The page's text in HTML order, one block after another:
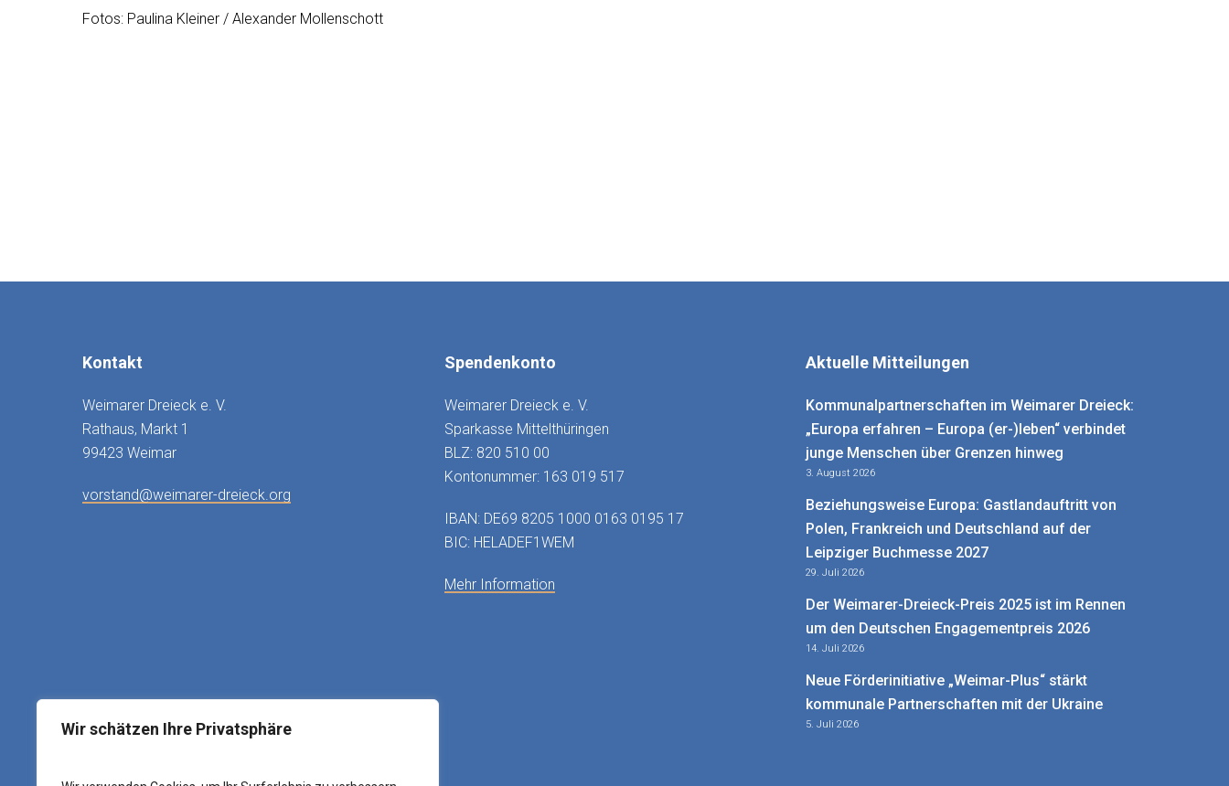
Wir schätzen Ihre Privatsphäre
Fotos: Paulina Kleiner / Alexander Mollenschott
Kontakt
Weimarer Dreieck e. V.
Rathaus, Markt 1
99423 Weimar
vorstand@weimarer-dreieck.org
Spendenkonto
Weimarer Dreieck e. V.
Sparkasse Mittelthüringen
BLZ: 820 510 00
Kontonummer: 163 019 517
IBAN: DE69 8205 1000 0163 0195 17
BIC: HELADEF1WEM
Mehr Information
Aktuelle Mitteilungen
Kommunalpartnerschaften im Weimarer Dreieck:
„Europa erfahren – Europa (er-)leben“ verbindet
junge Menschen über Grenzen hinweg
3. August 2026
Beziehungsweise Europa: Gastlandauftritt von
Polen, Frankreich und Deutschland auf der
Leipziger Buchmesse 2027
29. Juli 2026
Der Weimarer-Dreieck-Preis 2025 ist im Rennen
um den Deutschen Engagementpreis 2026
14. Juli 2026
Neue Förderinitiative „Weimar-Plus“ stärkt
kommunale Partnerschaften mit der Ukraine
5. Juli 2026